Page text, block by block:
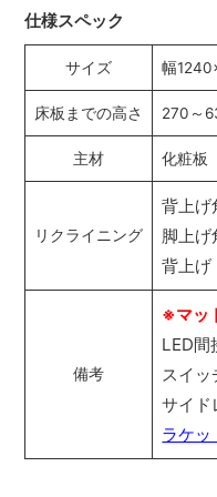
仕様スペック
サイズ 幅
床板までの高さ 270～
主材 化粧板
リクライニング
背上げ
脚上げ
背上げ
備考
※マッ
LED間
スイッ
サイド
ラケッ